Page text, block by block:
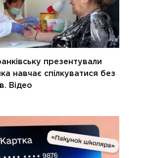
презентували
навчає спілкуватися без
Відео